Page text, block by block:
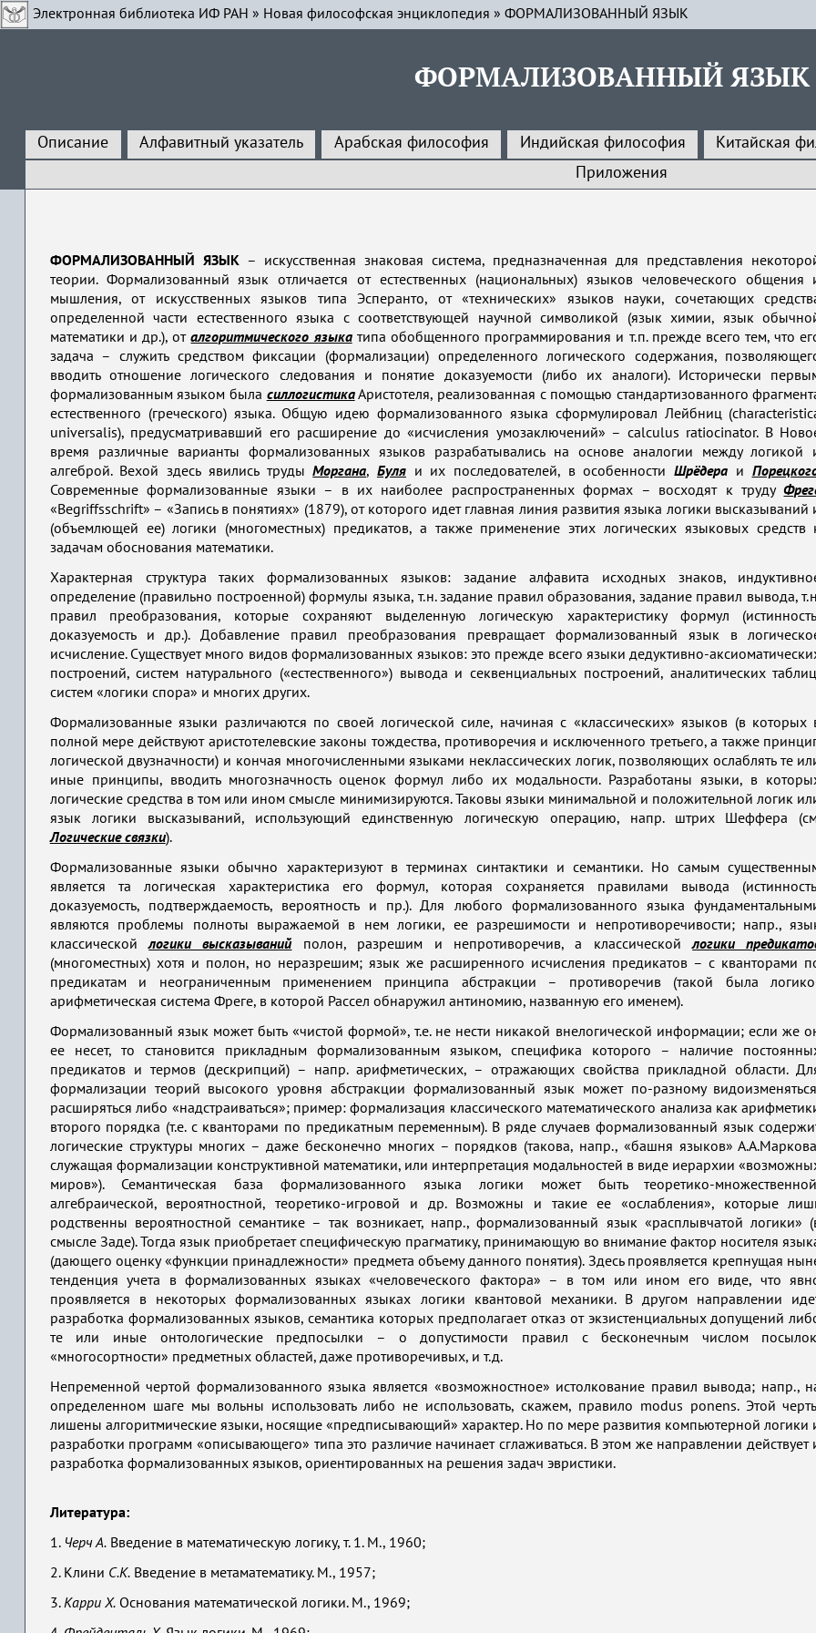
Электронная библиотека ИФ РАН » Новая философская энциклопедия » ФОРМАЛИЗОВАННЫЙ ЯЗЫК
ФОРМАЛИЗОВАННЫЙ ЯЗЫК
Описание Алфавитный указатель Арабская философия Индийская философия Китайская
Приложения
ФОРМАЛИЗОВАННЫЙ ЯЗЫК– искусственная знаковая система, предназначенная для представления
теории. Формализованный язык отличается от естественных (национальных) языков человеческого общения
мышления, от искусственных языков типа Эсперанто, от «технических» языков науки, сочетающих
определенной части естественного языка с соответствующей научной символикой (язык химии, язык
математики и др.), оталгоритмического языкатипа обобщенного программирования и т.п. прежде всего тем, что
задача – служить средством фиксации (формализации) определенного логического содержания,
вводить отношение логического следования и понятие доказуемости (либо их аналоги). Исторически
формализованным языком была силлогистикаАристотеля, реализованная с помощью стандартизованного
естественного (греческого) языка. Общую идею формализованного языка сформулировал Лейбниц
universalis), предусматривавший его расширение до «исчисления умозаключений» – calculus ratiocinator. В
время различные варианты формализованных языков разрабатывались на основе аналогии между логикой
алгеброй. Вехой здесь явились трудыМоргана, Буляи их последователей, в особенностиШрёдера и
Современные формализованные языки – в их наиболее распространенных формах – восходят к труду
«Begriffsschrift» – «Запись в понятиях» (1879), от которого идет главная линия развития языка логики высказываний
(объемлющей ее) логики (многоместных) предикатов, а также применение этих логических языковых средств
задачам обоснования математики.
Характерная структура таких формализованных языков: задание алфавита исходных знаков,
определение (правильно построенной) формулы языка, т.н. задание правил образования, задание правил вывода,
правил преобразования, которые сохраняют выделенную логическую характеристику формул
доказуемость и др.). Добавление правил преобразования превращает формализованный язык в
исчисление. Существует много видов формализованных языков: это прежде всего языки дедуктивно-
построений, систем натурального («естественного») вывода и секвенциальных построений, аналитических
систем «логики спора» и многих других.
Формализованные языки различаются по своей логической силе, начиная с «классических» языков (в которых
полной мере действуют аристотелевские законы тождества, противоречия и исключенного третьего, а также
логической двузначности) и кончая многочисленными языками неклассических логик, позволяющих ослаблять те
иные принципы, вводить многозначность оценок формул либо их модальности. Разработаны языки, в
логические средства в том или ином смысле минимизируются. Таковы языки минимальной и положительной логик
язык логики высказываний, использующий единственную логическую операцию, напр. штрих Шеффера
Логические связки).
Формализованные языки обычно характеризуют в терминах синтактики и семантики. Но самым
является та логическая характеристика его формул, которая сохраняется правилами вывода
доказуемость, подтверждаемость, вероятность и пр.). Для любого формализованного языка
являются проблемы полноты выражаемой в нем логики, ее разрешимости и непротиворечивости; напр.,
классическойлогики высказываний полон, разрешим и непротиворечив, а классическойлогики
(многоместных) хотя и полон, но неразрешим; язык же расширенного исчисления предикатов – с кванторами
предикатам и неограниченным применением принципа абстракции – противоречив (такой была
арифметическая система Фреге, в которой Рассел обнаружил антиномию, названную его именем).
Формализованный язык может быть «чистой формой», т.е. не нести никакой внелогической информации; если же
ее несет, то становится прикладным формализованным языком, специфика которого – наличие
предикатов и термов (дескрипций) – напр. арифметических, – отражающих свойства прикладной области.
формализации теорий высокого уровня абстракции формализованный язык может по-разному
расширяться либо «надстраиваться»; пример: формализация классического математического анализа как
второго порядка (т.е. с кванторами по предикатным переменным). В ряде случаев формализованный язык
логические структуры многих – даже бесконечно многих – порядков (такова, напр., «башня языков»
служащая формализации конструктивной математики, или интерпретация модальностей в виде иерархии
миров»). Семантическая база формализованного языка логики может быть теоретико-
алгебраической, вероятностной, теоретико-игровой и др. Возможны и такие ее «ослабления», которые
родственны вероятностной семантике – так возникает, напр., формализованный язык «расплывчатой логики»
смысле Заде). Тогда язык приобретает специфическую прагматику, принимающую во внимание фактор носителя
(дающего оценку «функции принадлежности» предмета объему данного понятия). Здесь проявляется крепнущая
тенденция учета в формализованных языках «человеческого фактора» – в том или ином его виде, что
проявляется в некоторых формализованных языках логики квантовой механики. В другом направлении
разработка формализованных языков, семантика которых предполагает отказ от экзистенциальных допущений
те или иные онтологические предпосылки – о допустимости правил с бесконечным числом
«многосортности» предметных областей, даже противоречивых, и т.д.
Непременной чертой формализованного языка является «возможностное» истолкование правил вывода; напр.,
определенном шаге мы вольны использовать либо не использовать, скажем, правило modus ponens. Этой
лишены алгоритмические языки, носящие «предписывающий» характер. Но по мере развития компьютерной логики
разработки программ «описывающего» типа это различие начинает сглаживаться. В этом же направлении действует
разработка формализованных языков, ориентированных на решения задач эвристики.
Литература:
1. Черч А.Введение в математическую логику, т. 1. М., 1960;
2. Клини С.К.Введение в метаматематику. М., 1957;
3.Карри Х.Основания математической логики. М., 1969;